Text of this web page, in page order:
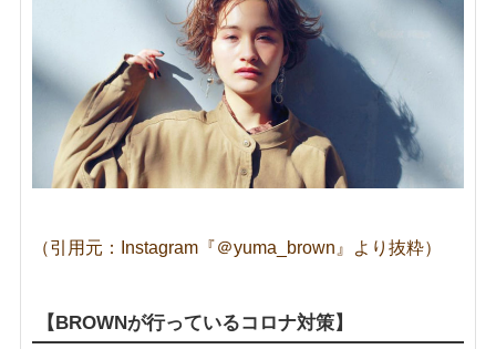
（引用元：Instagram『＠yuma_brown』より抜粋）
【BROWNが行っているコロナ対策】